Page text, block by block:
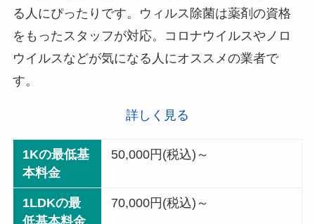
る人にぴったりです。ウィルス除菌は薬剤の資格
をもったスタッフが対応。コロナウイルスやノロ
ウイルスなどが気になる人にオススメの業者で
す。
詳しく見る
1Kの最低基
本料金
50,000円(税込)～
1LDKの最
70,000円(税込)～